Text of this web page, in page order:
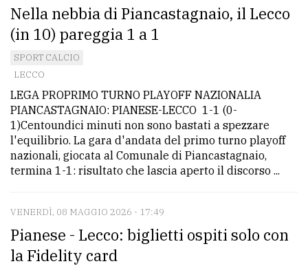
Nella nebbia di Piancastagnaio, il Lecco
(in 10) pareggia 1 a 1
SPORT CALCIO
LECCO
LEGA PROPRIMO TURNO PLAYOFF NAZIONALIA
PIANCASTAGNAIO: PIANESE-LECCO 1-1 (0-
1)Centoundici minuti non sono bastati a spezzare
l'equilibrio. La gara d'andata del primo turno playoff
nazionali, giocata al Comunale di Piancastagnaio,
termina 1-1: risultato che lascia aperto il discorso ...
VENERDÌ, 08 MAGGIO 2026 - 17:49
Pianese - Lecco: biglietti ospiti solo con
la Fidelity card